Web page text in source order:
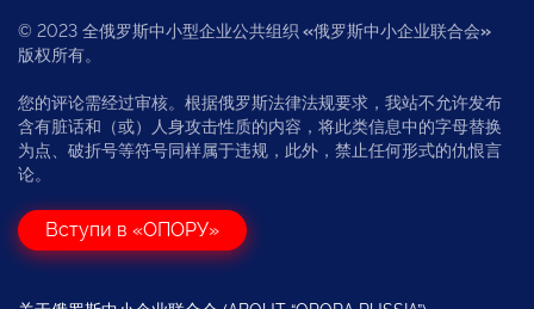
© 2023 全俄罗斯中小型企业公共组织 «俄罗斯中小企业联合会»
版权所有。
您的评论需经过审核。根据俄罗斯法律法规要求，我站不允许发布
含有脏话和（或）人身攻击性质的内容，将此类信息中的字母替换
为点、破折号等符号同样属于违规，此外，禁止任何形式的仇恨言
论。
Вступи в «ОПОРУ»